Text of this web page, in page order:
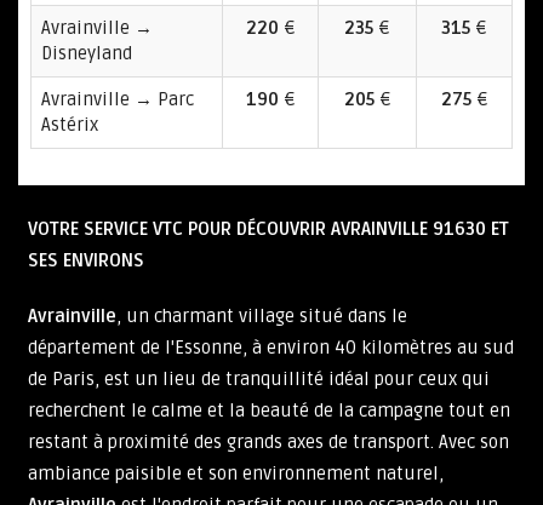
Avrainville →
Disneyland
220 € 235 € 315 €
Avrainville → Parc
Astérix
190 € 205€ 275€
VOTRE SERVICE VTC POUR DÉCOUVRIR AVRAINVILLE 91630 ET
SES ENVIRONS
Avrainville, un charmant village situé dans le
département de l'Essonne, à environ 40 kilomètres au sud
de Paris, est un lieu de tranquillité idéal pour ceux qui
recherchent le calme et la beauté de la campagne tout en
restant à proximité des grands axes de transport. Avec son
ambiance paisible et son environnement naturel,